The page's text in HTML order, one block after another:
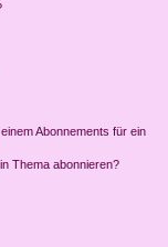
Abonnements für ein
Thema abonnieren?